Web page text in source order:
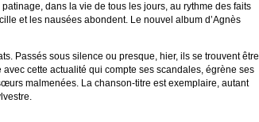
dans la vie de tous les jours, au rythme des faits
et les nausées abondent. Le nouvel album d’Agnès
Passés sous silence ou presque, hier, ils se trouvent être
cette actualité qui compte ses scandales, égrène ses
malmenées. La chanson-titre est exemplaire, autant